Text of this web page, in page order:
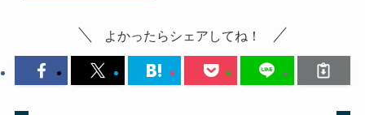
よかったらシェアしてね！